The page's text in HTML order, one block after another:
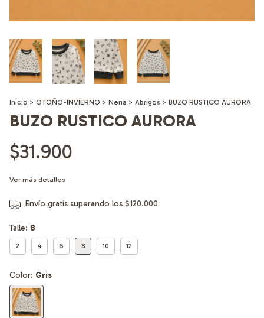
Inicio > OTOÑO-INVIERNO > Nena > Abrigos > BUZO RUSTICO AURORA
BUZO RUSTICO AURORA
$31.900
Ver más detalles
Envío gratis superando los $120.000
Talle: 8
2 4 6 8 10 12
Color: Gris